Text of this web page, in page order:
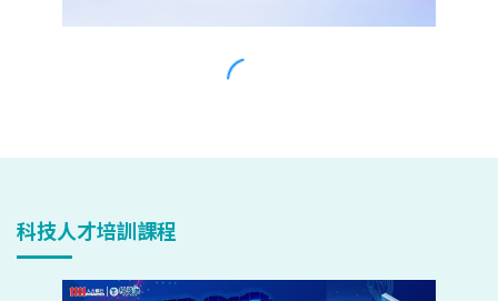
科技人才培訓課程